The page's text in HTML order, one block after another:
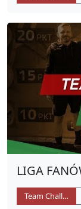
LIGA
Team Challenge